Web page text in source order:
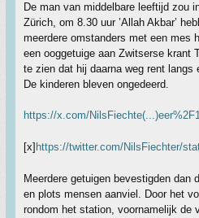
De man van middelbare leeftijd zou
Zürich, om 8.30 uur ’Allah Akbar’
meerdere omstanders met een mes
een ooggetuige aan Zwitserse krant
te zien dat hij daarna weg rent langs
De kinderen bleven ongedeerd.
https://x.com/
[x] https://twitter.com/NilsFiechter/
Meerdere getuigen bevestigden dan
en plots mensen aanviel. Door het
rondom het station, voornamelijk de